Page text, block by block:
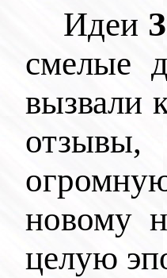
Идеи
смелые
вызвали
отзывы,
новому
целую